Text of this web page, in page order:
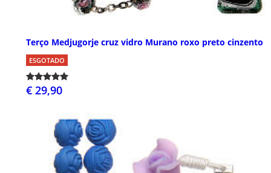
Terço Medjugorje cruz vidro Murano roxo preto cinzento
ESGOTADO
€ 29,90